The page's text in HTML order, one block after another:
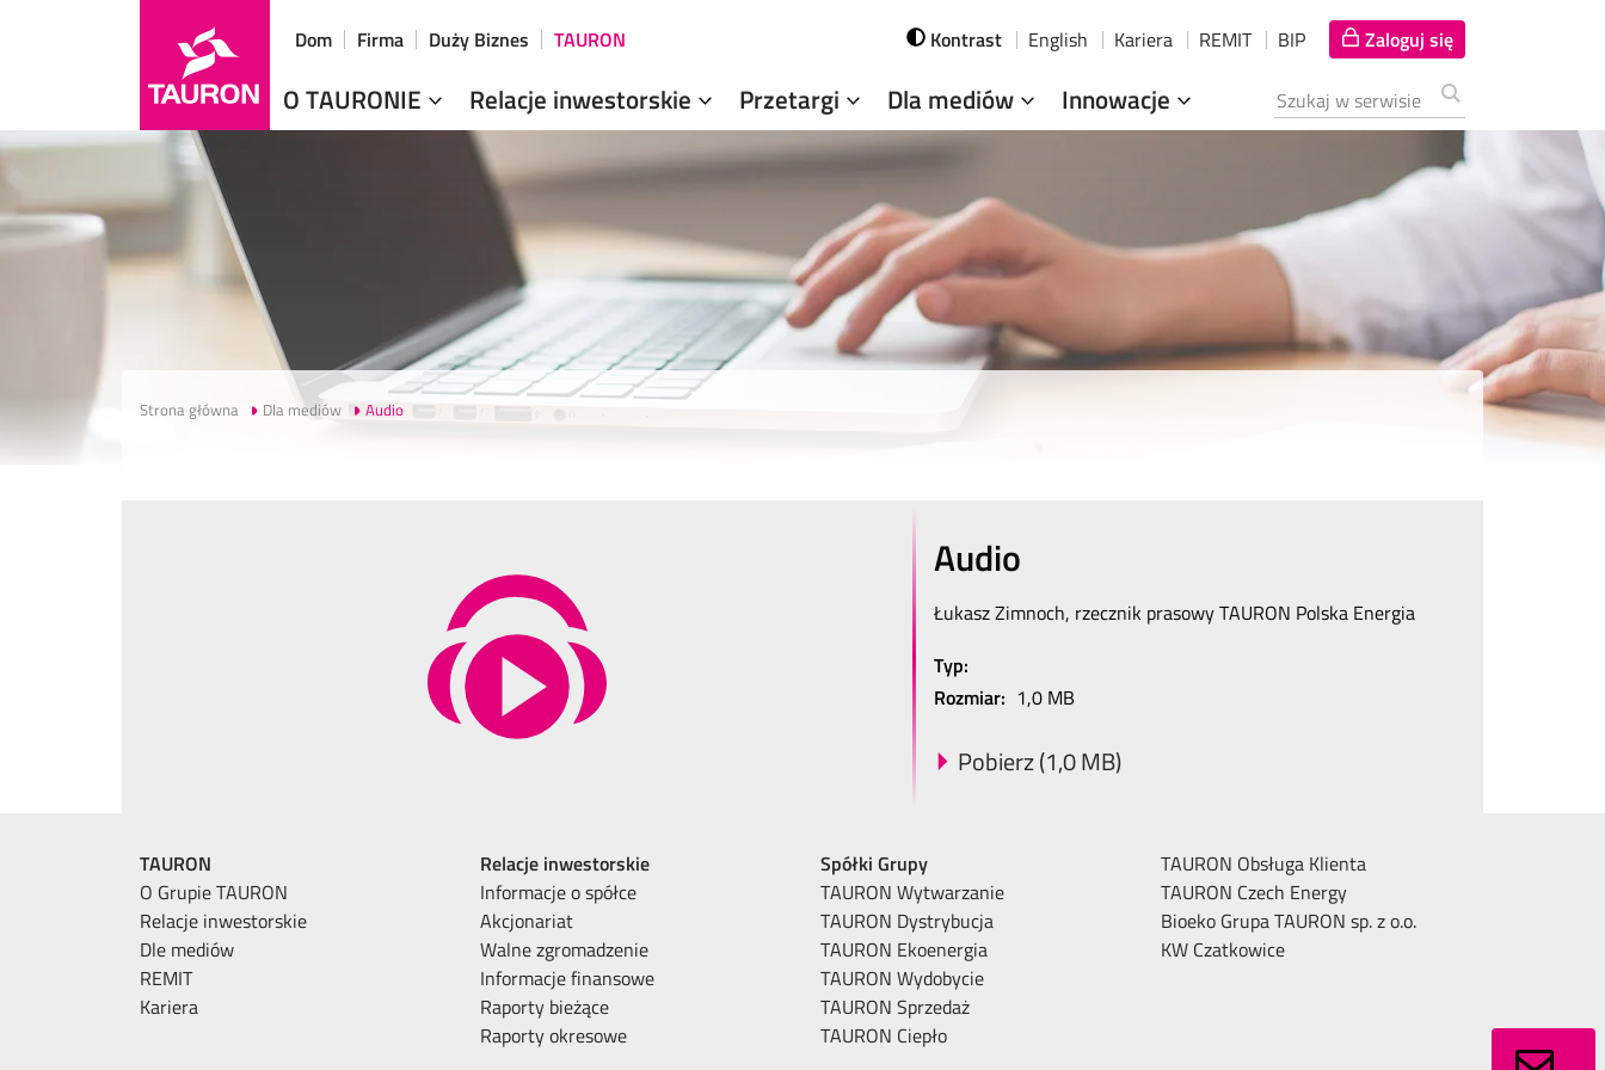
Dom Firma Duży Biznes
TAURON
Szukana fraza
Zaloguj się
O TAURONIE Relacje inwestorskie Przetargi Dla mediów Innowacje
Kontrast English Kariera REMIT BIP
Strona główna Dla mediów Audio
Audio
Łukasz Zimnoch, rzecznik prasowy TAURON Polska Energia
Typ:
Rozmiar: 1,0 MB
Pobierz (1,0 MB)
TAURON
O Grupie TAURON
Relacje inwestorskie
Dle mediów
REMIT
Kariera
Relacje inwestorskie
Informacje o spółce
Akcjonariat
Walne zgromadzenie
Informacje finansowe
Raporty bieżące
Raporty okresowe
Spółki Grupy
TAURON Wytwarzanie
TAURON Dystrybucja
TAURON Ekoenergia
TAURON Wydobycie
TAURON Sprzedaż
TAURON Ciepło
TAURON Obsługa Klienta
TAURON Czech Energy
Bioeko Grupa TAURON sp. z o.o.
KW Czatkowice